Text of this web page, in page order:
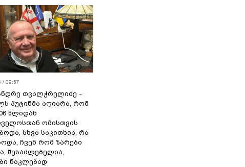
/ 09:57
თვალჭრელიძე -
პუტინმა აღიარა, რომ
წლიდან
ომისთვის
სხვა საკითხია, რა
ჩვენ რომ ზარები
შესაძლებელია,
ნაკლებად